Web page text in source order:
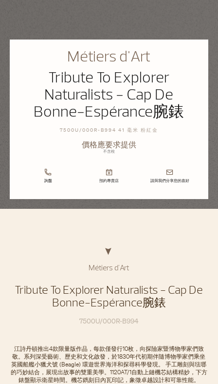
Métiers d'Art
Tribute To Explorer
Naturalists - Cap De
Bonne-Espérance腕錶
7500U/000R-B994 41 毫米 粉紅金
價格應要求提供
不含稅
詢盤 預約專賣店 請與我們分享您的喜好
Métiers d'Art
Tribute To Explorer Naturalists - Cap De
Bonne-Espérance腕錶
7500U/000R-B994
江詩丹頓推出4款限量版作品，每款僅發行10枚，向探險家暨博物學家們致
敬。系列深受藝術、歷史和文化啟發，於1830年代初期伴隨博物學家們乘坐
英國船艦小獵犬號 (Beagle) 環遊世界海洋和探尋科學發現。 手工雕刻與琺瑯
的巧妙結合，展現出故事的雙重美學。1120AT/1自動上鏈機芯結構精妙，下方
錶盤顯示衛星時間。機芯鐫刻日內瓦印記，象徵卓越設計和可靠性能。